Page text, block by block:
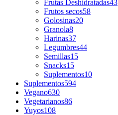
Frutas Deshidratadas43
Frutos secos58
Golosinas20
Granola8
Harinas37
Legumbres44
Semillas15
Snacks15
Suplementos10
Suplementos594
Vegano630
Vegetarianos86
Yuyos108